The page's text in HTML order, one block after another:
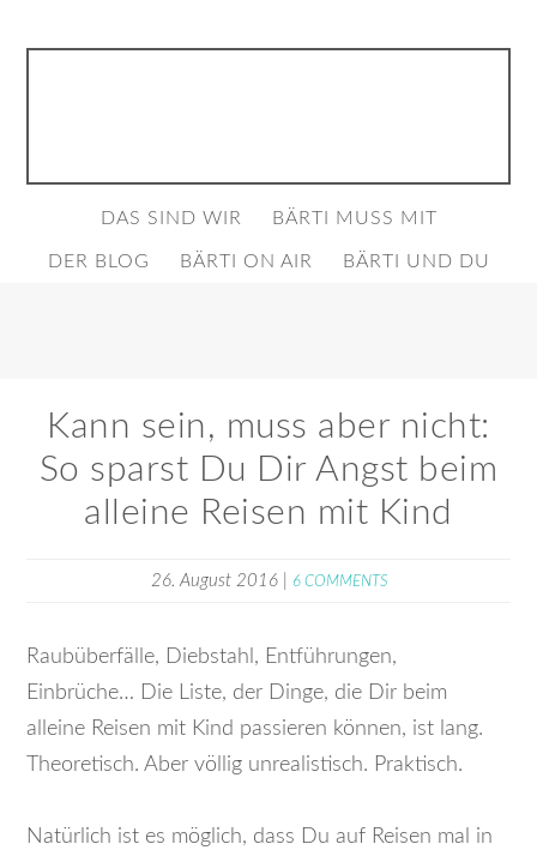
DAS SIND WIR BÄRTI MUSS MIT
DER BLOG BÄRTI ON AIR BÄRTI UND DU
Kann sein, muss aber nicht:
So sparst Du Dir Angst beim
alleine Reisen mit Kind
26. August 2016| 6 COMMENTS
Raubüberfälle, Diebstahl, Entführungen,
Einbrüche… Die Liste, der Dinge, die Dir beim
alleine Reisen mit Kind passieren können, ist lang.
Theoretisch. Aber völlig unrealistisch. Praktisch.
Natürlich ist es möglich, dass Du auf Reisen mal in